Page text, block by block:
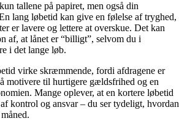
tallene på papiret, men også din
lang løbetid kan give en følelse af tryghed,
er lavere og lettere at overskue. Det kan
af, at lånet er “billigt”, selvom du i
i det lange løb.
virke skræmmende, fordi afdragene er
motivere til hurtigere gældsfrihed og en
Mange oplever, at en kortere løbetid
kontrol og ansvar – du ser tydeligt, hvordan